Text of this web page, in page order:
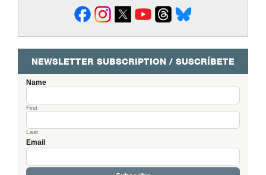
NEWSLETTER SUBSCRIPTION / SUSCRÍBETE
Name
First
Last
Email